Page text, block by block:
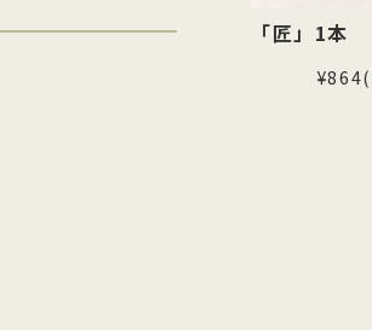
「匠」1本
¥864